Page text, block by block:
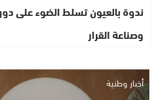
ندوة بالعيون تسلط الضوء على
وصناعة القرار
أخبار وطنية